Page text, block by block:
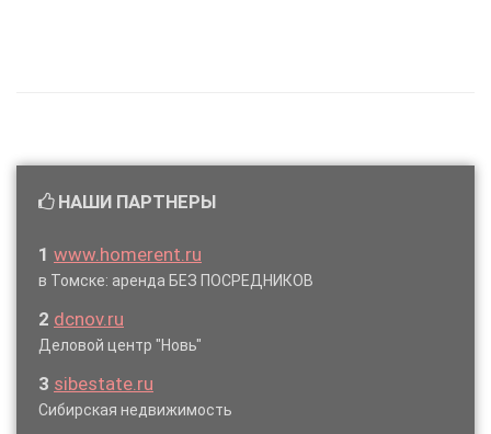
НАШИ ПАРТНЕРЫ
1 www.homerent.ru
в Томске: аренда БЕЗ ПОСРЕДНИКОВ
2 dcnov.ru
Деловой центр "Новь"
3 sibestate.ru
Сибирская недвижимость